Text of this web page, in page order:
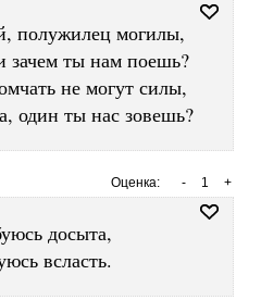
полужилец могилы,
зачем ты нам поешь?
не могут силы,
один ты нас зовешь?
Оценка: +
1
-
досыта,
всласть.